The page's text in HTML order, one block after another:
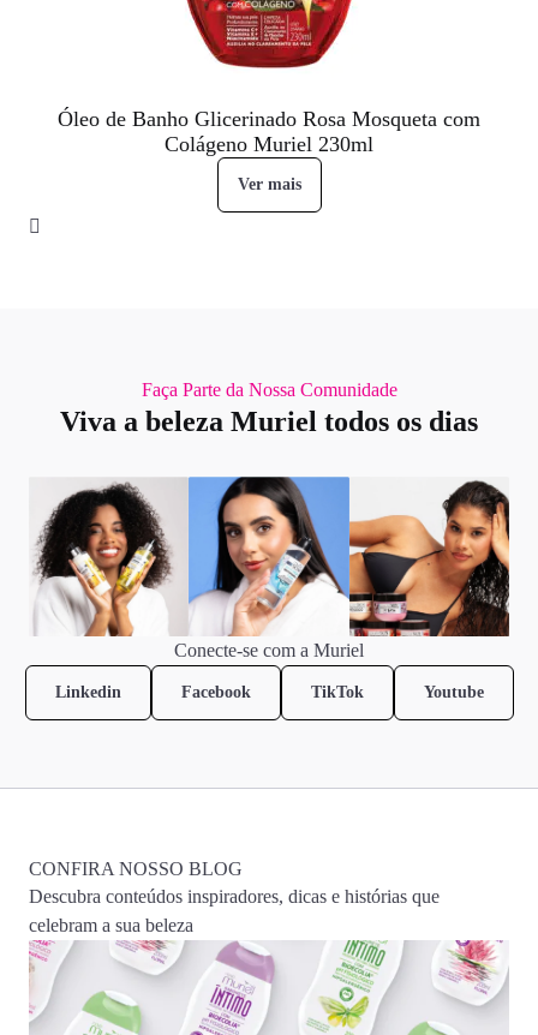
Óleo de Banho Glicerinado Rosa Mosqueta com
Colágeno Muriel 230ml
Ver mais
Faça Parte da Nossa Comunidade
Viva a beleza Muriel todos os dias
Conecte-se com a Muriel
Linkedin Facebook TikTok Youtube
CONFIRA NOSSO BLOG
Descubra conteúdos inspiradores, dicas e histórias que
celebram a sua beleza